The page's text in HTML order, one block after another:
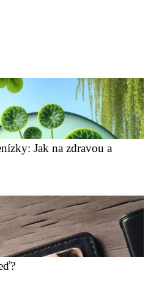
Jak na zdravou a